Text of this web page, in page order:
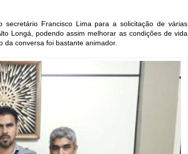
Francisco Lima para a solicitação de várias
Longá, podendo assim melhorar as condições de vida
conversa foi bastante animador.